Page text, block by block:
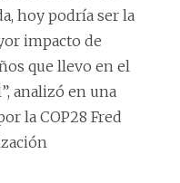
hoy podría ser la
impacto de
que llevo en el
analizó en una
la COP28 Fred